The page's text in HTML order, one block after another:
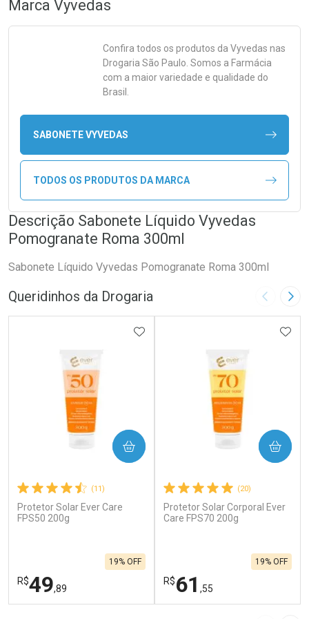
Marca Vyvedas
Confira todos os produtos da Vyvedas nas
Drogaria São Paulo. Somos a Farmácia
com a maior variedade e qualidade do
Brasil.
SABONETE VYVEDAS
TODOS OS PRODUTOS DA MARCA
Descrição Sabonete Líquido Vyvedas
Pomogranate Roma 300ml
Sabonete Líquido Vyvedas Pomogranate Roma 300ml
Queridinhos da Drogaria Imagem
(11)
Protetor Solar Ever Care
FPS50 200g
R$49,89
19% OFF
ADICIONAR AOS FAVORITOS
COMPRAR
(20)
Protetor Solar Corporal Ever
Care FPS70 200g
R$61 ,55
19% OFF
COMPRAR